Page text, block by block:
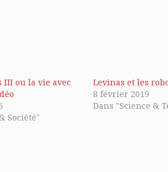
III ou la vie avec
Société"
Levinas et les
8 février 2019
Dans "Science &